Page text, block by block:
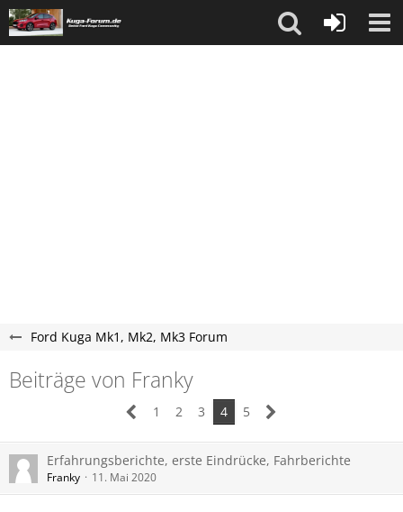
Ford Kuga Mk1, Mk2, Mk3 Forum
Beiträge von Franky
1 2 3 4 5
Erfahrungsberichte, erste Eindrücke, Fahrberichte
Franky 11. Mai 2020